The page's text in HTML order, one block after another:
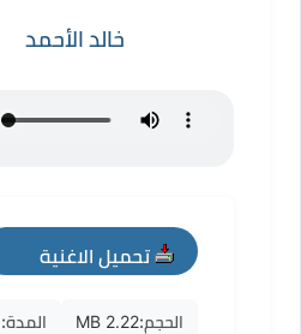
خالد الأحمد
تحميل الاغنية
mp3
الحجم:2.22 MB المدة: